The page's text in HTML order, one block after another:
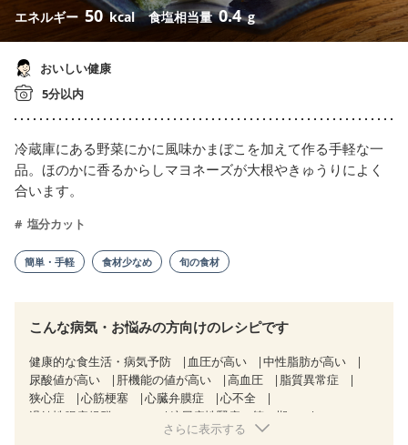
エネルギー 50 kcal 食塩相当量0.4 g
おいしい健康
5分以内
冷蔵庫にある野菜にかに風味かまぼこを加えて作る手軽な一
品。ほのかに香るからしマヨネーズが大根やきゅうりによく
合います。
塩分カット
簡単・手軽 食材少なめ 旬の食材
こんな病気・お悩みの方向けのレシピです
健康的な食生活・病気予防 血圧が高い
中性脂肪が高い
尿酸値が高い
肝機能の値が高い 高血圧
脂質異常症
狭心症
心筋梗塞 心臓弁膜症
心不全
過敏性腸症候群（IBS）
糖尿病性腎症（第１期）
糖尿病性腎症（第３期）
さらに表示する